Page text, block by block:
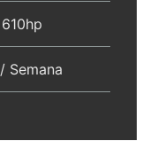
Semana